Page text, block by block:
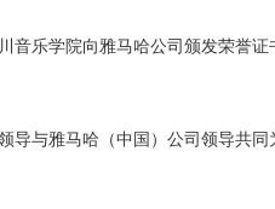
音乐学院向雅马哈公司颁发荣誉证
导与雅马哈（中国）公司领导共同